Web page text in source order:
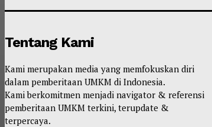
Tentang Kami
Kami merupakan media yang memfokuskan diri
dalam pemberitaan UMKM di Indonesia.
Kami berkomitmen menjadi navigator & referensi
pemberitaan UMKM terkini, terupdate &
terpercaya.